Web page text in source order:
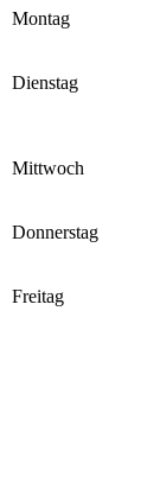
Montag
Dienstag
Mittwoch
Donnerstag
Freitag